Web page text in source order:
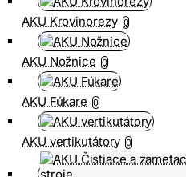
AKU Krovinorezy 0
AKU Nožnice 0
AKU Fúkare 0
AKU vertikutátory 0